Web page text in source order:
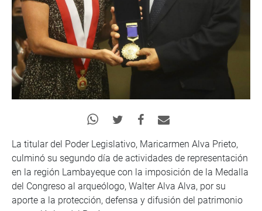
La titular del Poder Legislativo, Maricarmen Alva Prieto,
culminó su segundo día de actividades de representación
en la región Lambayeque con la imposición de la Medalla
del Congreso al arqueólogo, Walter Alva Alva, por su
aporte a la protección, defensa y difusión del patrimonio